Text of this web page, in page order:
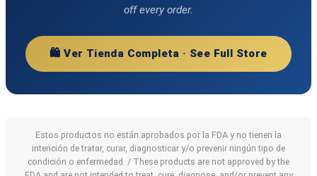
off every order.
🛍️ Ver Tienda Completa · See Full Store
Estos productos no están aprobados por la FDA y no tienen la
intención de tratar, curar, diagnosticar y/o prevenir ningún tipo de
condición o enfermedad. / These products are not approved by the